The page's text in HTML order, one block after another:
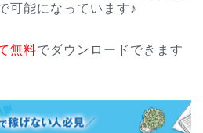
可能になっています♪
無料でダウンロードできます